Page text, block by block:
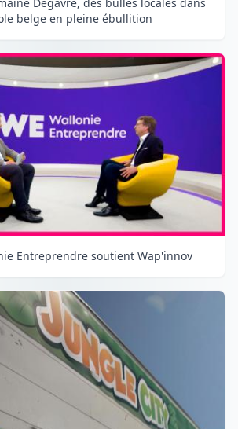
belge en pleine ébullition
Entreprendre soutient Wap'innov